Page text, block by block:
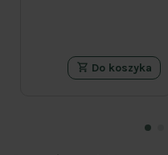
Do koszyka